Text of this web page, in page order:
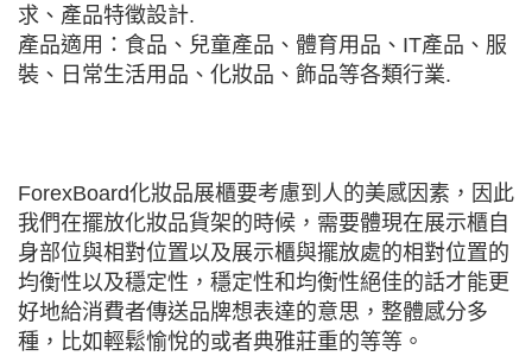
求、產品特徵設計.
產品適用：食品、兒童產品、體育用品、IT產品、服
裝、日常生活用品、化妝品、飾品等各類行業.
ForexBoard化妝品展櫃要考慮到人的美感因素，因此
我們在擺放化妝品貨架的時候，需要體現在展示櫃自
身部位與相對位置以及展示櫃與擺放處的相對位置的
均衡性以及穩定性，穩定性和均衡性絕佳的話才能更
好地給消費者傳送品牌想表達的意思，整體感分多
種，比如輕鬆愉悅的或者典雅莊重的等等。